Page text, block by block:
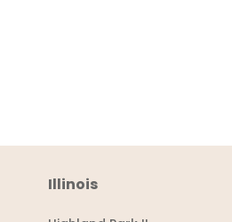
Illinois